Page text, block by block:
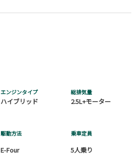
エンジンタイプ
ハイブリッド
総排気量
2.5L+モーター
駆動方法
E-Four
乗車定員
5人乗り